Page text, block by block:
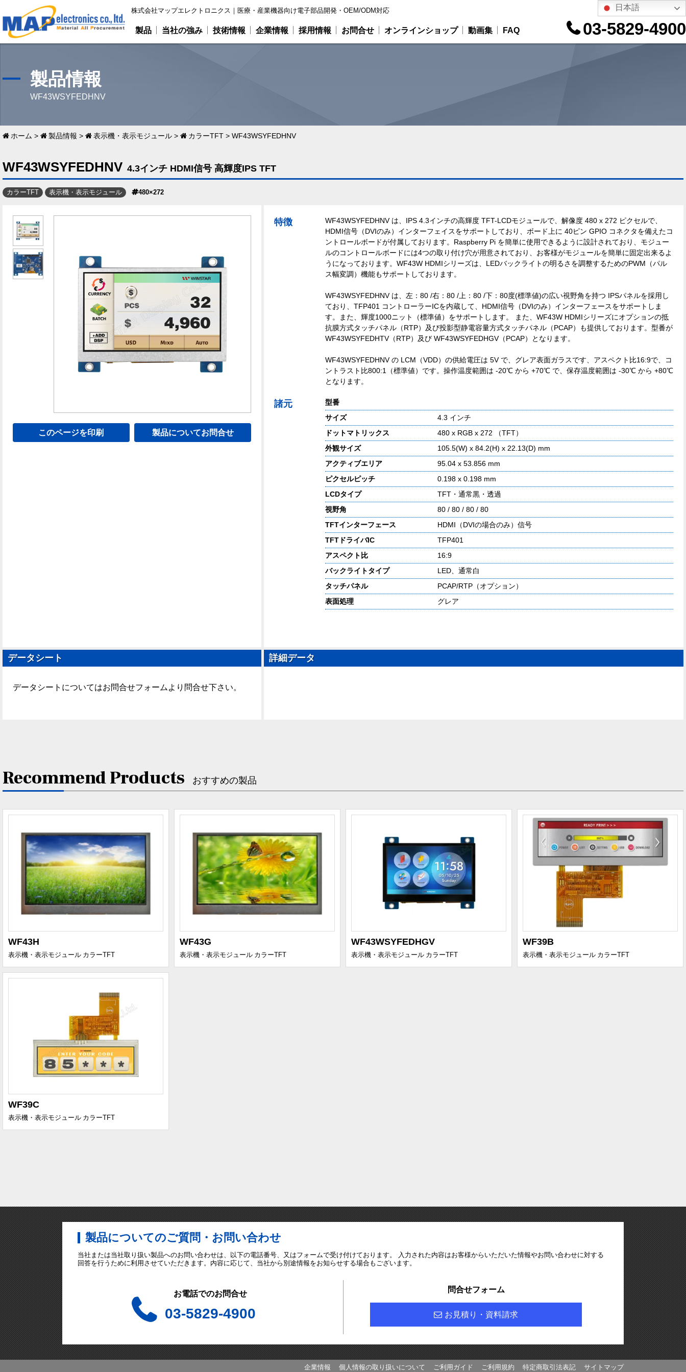
株式会社マップエレクトロニクス｜医療・産業機器向け電子部品開発・OEM/ODM対応
製品 当社の強み 技術情報 企業情報 採用情報 お問合せ オンラインショップ 動画集 FAQ
日本語
03-5829-4900
製品情報
WF43WSYFEDHNV
ホーム > 製品情報 > 表示機・表示モジュール > カラーTFT > WF43WSYFEDHNV
WF43WSYFEDHNV 4.3インチ HDMI信号 高輝度IPS TFT
カラーTFT 表示機・表示モジュール 480×272
このページを印刷 製品についてお問合せ
特徴
WF43WSYFEDHNV は、IPS 4.3インチの高輝度 TFT-LCDモジュールで、解像度 480 x 272 ピクセルで、
HDMI信号（DVIのみ）インターフェイスをサポートしており、ボード上に 40ピン GPIO コネクタを備えたコ
ントロールボードが付属しております。Raspberry Pi を簡単に使用できるように設計されており、モジュー
ルのコントロールボードには4つの取り付け穴が用意されており、お客様がモジュールを簡単に固定出来るよ
うになっております。WF43W HDMIシリーズは、LEDバックライトの明るさを調整するためのPWM（パル
ス幅変調）機能もサポートしております。
WF43WSYFEDHNV は、左：80 /右：80 /上：80 /下：80度(標準値)の広い視野角を持つ IPSパネルを採用し
ており、TFP401 コントローラーICを内蔵して、HDMI信号（DVIのみ）インターフェースをサポートしま
す。また、輝度1000ニット（標準値）をサポートします。 また、WF43W HDMIシリーズにオプションの抵
抗膜方式タッチパネル（RTP）及び投影型静電容量方式タッチパネル（PCAP）も提供しております。型番が
WF43WSYFEDHTV（RTP）及び WF43WSYFEDHGV（PCAP）となります。
WF43WSYFEDHNV の LCM（VDD）の供給電圧は 5V で、グレア表面ガラスです、アスペクト比16:9で、コ
ントラスト比800:1（標準値）です。操作温度範囲は -20℃ から +70℃ で、保存温度範囲は -30℃ から +80℃
となります。
諸元
型番
サイズ
4.3 インチ
ドットマトリックス
480 x RGB x 272 （TFT）
外観サイズ
105.5(W) x 84.2(H) x 22.13(D) mm
アクティブエリア
95.04 x 53.856 mm
ピクセルピッチ
0.198 x 0.198 mm
LCDタイプ
TFT・通常黒・透過
視野角
80 / 80 / 80 / 80
TFTインターフェース
HDMI（DVIの場合のみ）信号
TFTドライバIC
TFP401
アスペクト比
16:9
バックライトタイプ
LED、通常白
タッチパネル
PCAP/RTP（オプション）
表面処理
グレア
データシート
データシートについてはお問合せフォームより問合せ下さい。
詳細データ
Recommend Products おすすめの製品
WF43H
表示機・表示モジュール カラーTFT
WF43G
表示機・表示モジュール カラーTFT
WF43WSYFEDHGV
表示機・表示モジュール カラーTFT
WF39B
表示機・表示モジュール カラーTFT
WF39C
表示機・表示モジュール カラーTFT
製品についてのご質問・お問い合わせ
当社または当社取り扱い製品へのお問い合わせは、以下の電話番号、又はフォームで受け付けております。 入力された内容はお客様からいただいた情報やお問い合わせに対する
回答を行うために利用させていただきます。内容に応じて、当社から別途情報をお知らせする場合もございます。
お電話でのお問合せ
03-5829-4900
問合せフォーム
お見積り・資料請求
企業情報 個人情報の取り扱いについて ご利用ガイド ご利用規約 特定商取引法表記 サイトマップ